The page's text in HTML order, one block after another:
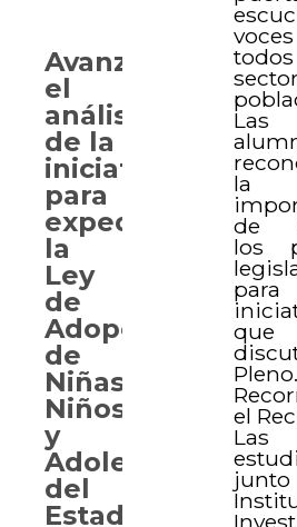
la
de
los
Pleno.
el
Avanzan
el
análisis
de la
iniciativa
para
expedir
la
Ley
de
Adopciones
de
Niñas,
Niños
y
Adolescentes
del
Estado